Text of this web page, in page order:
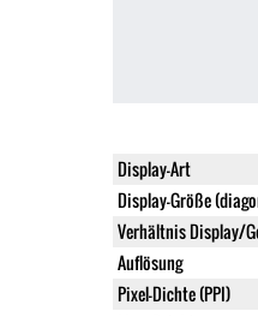
Display-Art
Display-Größe
Verhältnis Display/
Auflösung
Pixel-Dichte (PPI)